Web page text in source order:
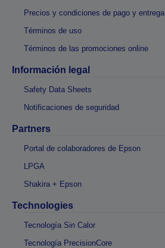
Precios y condiciones de pago y entrega
Términos de uso
Términos de las promociones online
Información legal
Safety Data Sheets
Notificaciones de seguridad
Partners
Portal de colaboradores de Epson
LPGA
Shakira + Epson
Technologies
Tecnología Sin Calor
Tecnología PrecisionCore